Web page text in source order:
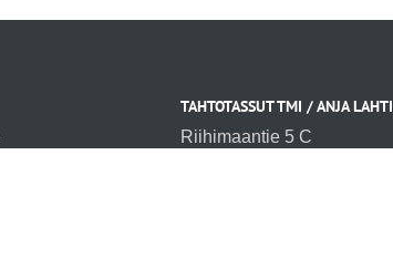
TAHTOTASSUT TMI / ANJA LAHTI
Riihimaantie 5 C